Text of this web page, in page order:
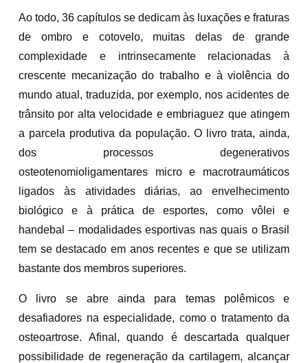
Ao todo, 36 capítulos se dedicam às luxações e fraturas
de ombro e cotovelo, muitas delas de grande
complexidade e intrinsecamente relacionadas à
crescente mecanização do trabalho e à violência do
mundo atual, traduzida, por exemplo, nos acidentes de
trânsito por alta velocidade e embriaguez que atingem
a parcela produtiva da população. O livro trata, ainda,
dos processos degenerativos
osteotenomioligamentares micro e macrotraumáticos
ligados às atividades diárias, ao envelhecimento
biológico e à prática de esportes, como vôlei e
handebal – modalidades esportivas nas quais o Brasil
tem se destacado em anos recentes e que se utilizam
bastante dos membros superiores.
O livro se abre ainda para temas polêmicos e
desafiadores na especialidade, como o tratamento da
osteoartrose. Afinal, quando é descartada qualquer
possibilidade de regeneração da cartilagem, alcançar